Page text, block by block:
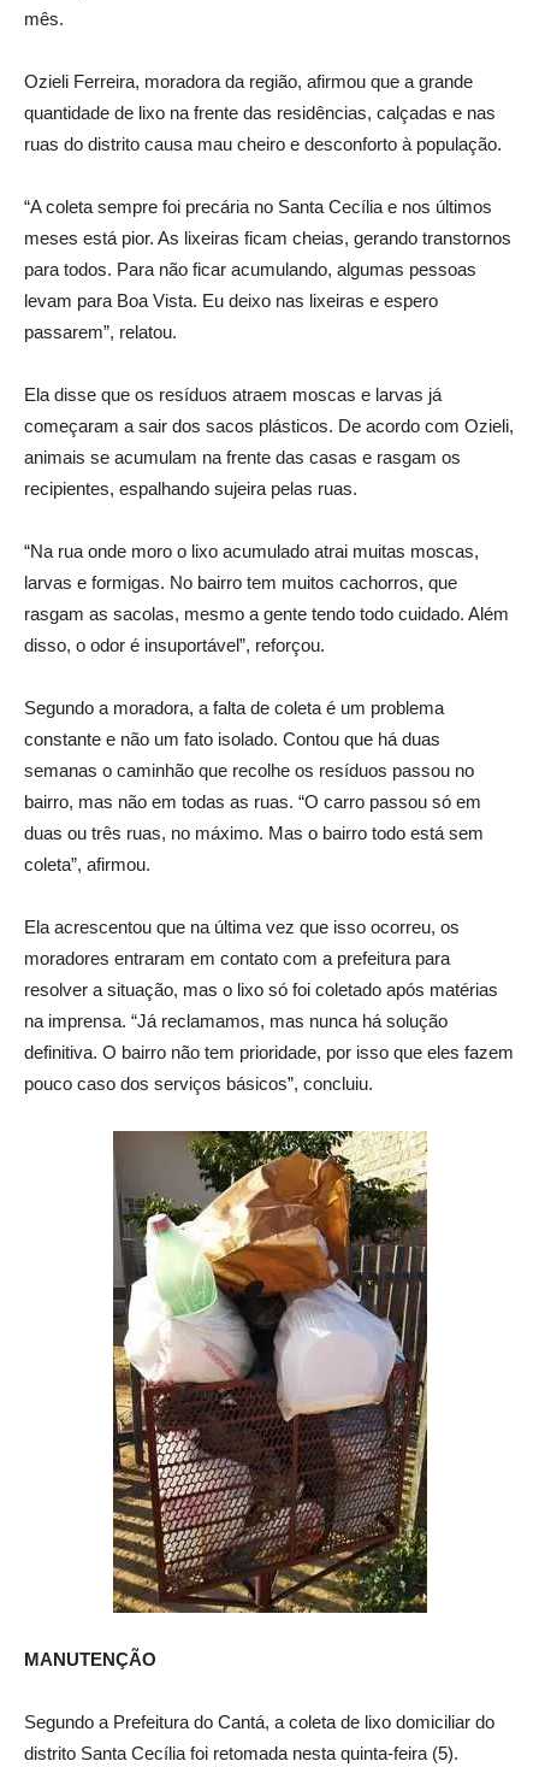
mês.
Ozieli Ferreira, moradora da região, afirmou que a grande
quantidade de lixo na frente das residências, calçadas e nas
ruas do distrito causa mau cheiro e desconforto à população.
“A coleta sempre foi precária no Santa Cecília e nos últimos
meses está pior. As lixeiras ficam cheias, gerando transtornos
para todos. Para não ficar acumulando, algumas pessoas
levam para Boa Vista. Eu deixo nas lixeiras e espero
passarem”, relatou.
Ela disse que os resíduos atraem moscas e larvas já
começaram a sair dos sacos plásticos. De acordo com Ozieli,
animais se acumulam na frente das casas e rasgam os
recipientes, espalhando sujeira pelas ruas.
“Na rua onde moro o lixo acumulado atrai muitas moscas,
larvas e formigas. No bairro tem muitos cachorros, que
rasgam as sacolas, mesmo a gente tendo todo cuidado. Além
disso, o odor é insuportável”, reforçou.
Segundo a moradora, a falta de coleta é um problema
constante e não um fato isolado. Contou que há duas
semanas o caminhão que recolhe os resíduos passou no
bairro, mas não em todas as ruas. “O carro passou só em
duas ou três ruas, no máximo. Mas o bairro todo está sem
coleta”, afirmou.
Ela acrescentou que na última vez que isso ocorreu, os
moradores entraram em contato com a prefeitura para
resolver a situação, mas o lixo só foi coletado após matérias
na imprensa. “Já reclamamos, mas nunca há solução
definitiva. O bairro não tem prioridade, por isso que eles fazem
pouco caso dos serviços básicos”, concluiu.
MANUTENÇÃO
Segundo a Prefeitura do Cantá, a coleta de lixo domiciliar do
distrito Santa Cecília foi retomada nesta quinta-feira (5).